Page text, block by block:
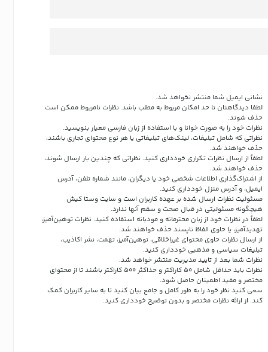
نشانی ایمیل شما منتشر نخواهد شد.
لطفا دیدگاهتان تا حد امکان مربوط به مطلب باشد. نظرات نامربوط ممکن است
حذف شوند.
نظرات خود را به صورت خوانا و با استفاده از زبان فارسی معیار بنویسید.
نظراتی که شامل تبلیغات، لینک‌های تبلیغاتی یا هر نوع محتوای تجاری باشند،
حذف خواهند شد.
لطفاً از ارسال نظرات تکراری خودداری کنید. نظراتی که چندین بار ارسال شوند،
حذف خواهند شد.
از اشتراک‌گذاری اطلاعات شخصی خود یا دیگران، مانند شماره تلفن، آدرس
ایمیل، و آدرس منزل خودداری کنید.
مسئولیت نظرات ارسال شده بر عهده کاربران است و سایت وستا کیش
هیچگونه مسئولیتی در قبال صحت و سقم آنها ندارد.
لطفاً در نظرات خود از زبان محترمانه و مودبانه استفاده کنید. نظرات توهین‌آمیز،
تهدیدآمیز، یا حاوی الفاظ ناپسند حذف خواهند شد.
از ارسال نظرات حاوی محتوای غیراخلاقی، توهین‌آمیز، تهمت، نشر اکاذیب،
تبلیغات سیاسی و مذهبی خودداری کنید.
نظرات شما بعد از تایید مدیریت منتشر خواهد شد.
نظرات باید حداقل شامل 50 کاراکتر و حداکثر 500 کاراکتر باشند تا از محتوای
مختصر و مفید اطمینان حاصل شود.
سعی کنید نظر خود را به طور کامل و جامع بیان کنید تا به سایر کاربران کمک
کند. از ارائه نظرات مختصر و بدون توضیح خودداری کنید.